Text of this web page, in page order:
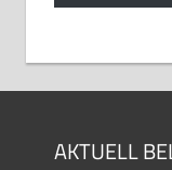
AKTUELL